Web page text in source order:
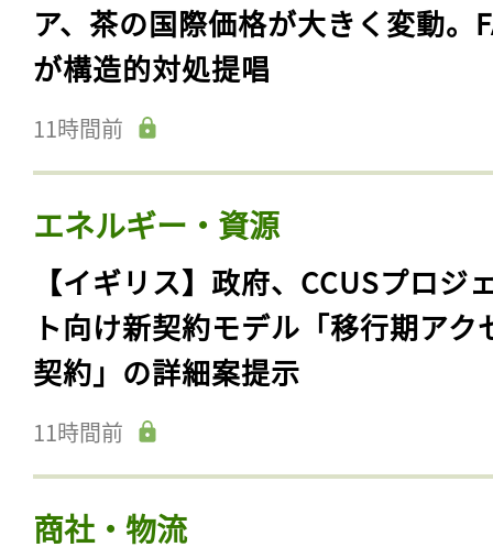
ア、茶の国際価格が大きく変動。
が構造的対処提唱
11時間前
エネルギー・資源
【イギリス】政府、CCUSプロジ
ト向け新契約モデル「移行期アク
契約」の詳細案提示
11時間前
商社・物流